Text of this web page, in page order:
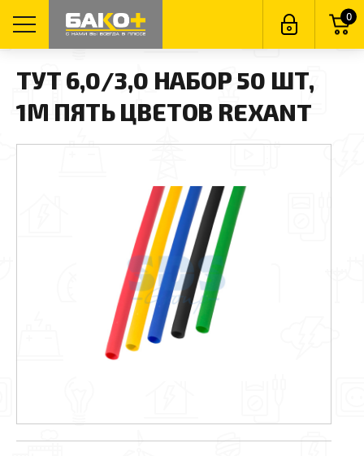
0
ТУТ 6,0/3,0 НАБОР 50 ШТ,
1М ПЯТЬ ЦВЕТОВ REXANT